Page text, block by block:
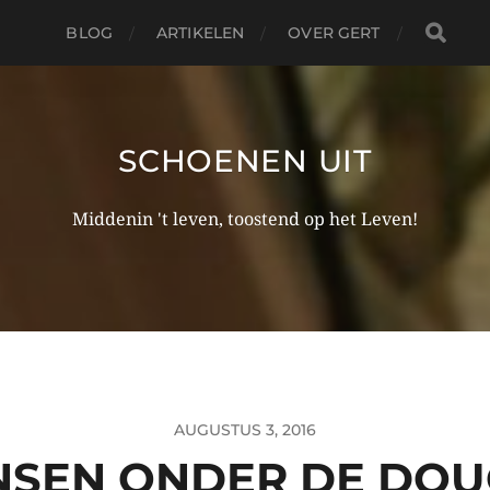
BLOG ARTIKELEN OVER GERT
SCHOENEN UIT
Middenin 't leven, toostend op het Leven!
AUGUSTUS 3, 2016
ONDER DE